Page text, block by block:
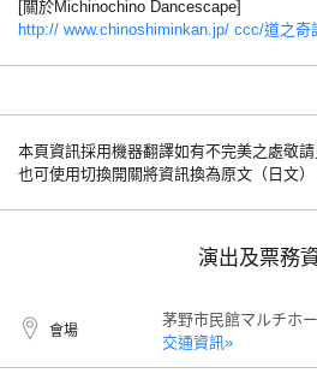
[關於Michinochino Dancescape]
http:// www.chinoshiminkan.jp/ ccc/道之奇
本頁資訊採用機器翻譯如有不完美之處敬請
也可使用切換開關將資訊換為原文（日文）
演出及票務
會場
茅野市民館マルチホ
交通資訊»